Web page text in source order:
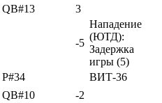
QB#13 3
-5
Нападение
(ЮТД):
Задержка
игры (5)
P#34
ВИТ-36
QB#10
-2